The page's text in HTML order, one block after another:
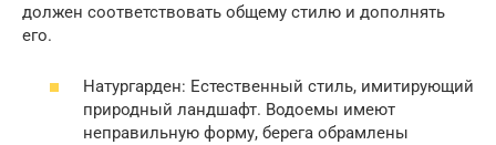
должен соответствовать общему стилю и дополнять
его.
Натургарден: Естественный стиль, имитирующий
природный ландшафт. Водоемы имеют
неправильную форму, берега обрамлены